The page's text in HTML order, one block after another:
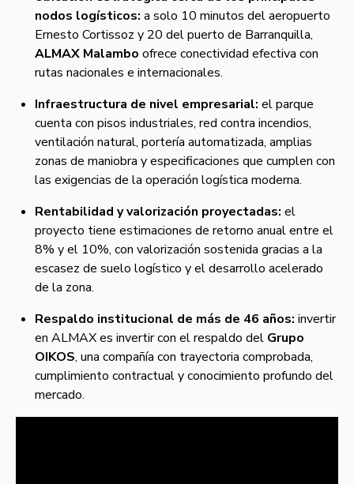
nodos logísticos: a solo 10 minutos del aeropuerto
Ernesto Cortissoz y 20 del puerto de Barranquilla,
ALMAX Malambo ofrece conectividad efectiva con
rutas nacionales e internacionales.
Infraestructura de nivel empresarial: el parque
cuenta con pisos industriales, red contra incendios,
ventilación natural, portería automatizada, amplias
zonas de maniobra y especificaciones que cumplen con
las exigencias de la operación logística moderna.
Rentabilidad y valorización proyectadas: el
proyecto tiene estimaciones de retorno anual entre el
8% y el 10%, con valorización sostenida gracias a la
escasez de suelo logístico y el desarrollo acelerado
de la zona.
Respaldo institucional de más de 46 años: invertir
en ALMAX es invertir con el respaldo del Grupo
OIKOS, una compañía con trayectoria comprobada,
cumplimiento contractual y conocimiento profundo del
mercado.